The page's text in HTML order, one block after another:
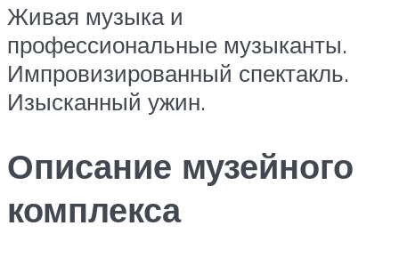
Живая музыка и
профессиональные музыканты.
Импровизированный спектакль.
Изысканный ужин.
Описание музейного
комплекса